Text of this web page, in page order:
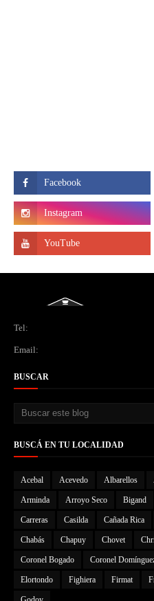
Tel:
Email:
BUSCAR
BUSCÁ EN TU LOCALIDAD
Acebal Acevedo Albarellos
Arminda Arroyo Seco Bigand
Carreras Casilda Cañada Rica
Chabás Chapuy Chovet
Coronel Bogado Coronel
Elortondo Fighiera Firmat